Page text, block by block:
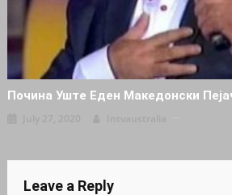
Почина Уште Еден Македонски
Leave a Reply